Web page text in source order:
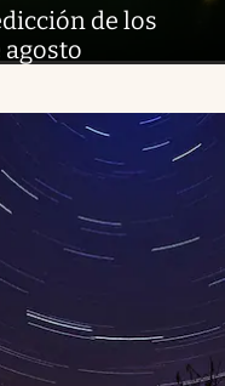
de los
agosto